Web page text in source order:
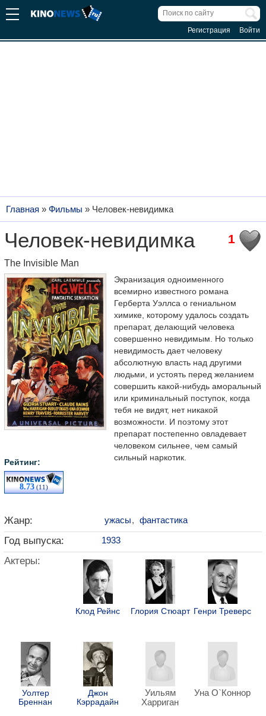
Регистрация Войти
Главная » Фильмы » Человек-невидимка
1
Человек-невидимка
The Invisible Man
Рейтинг:
8.73 (11)
Экранизация одноименного
всемирно известного романа
Герберта Уэллса о гениальном
химике, которому удалось создать
препарат, делающий человека
совершенно невидимым. Но только
невидимость дает человеку
абсолютную власть над другими
людьми, и устоять перед желанием
совершить какой-нибудь аморальный
или криминальный поступок, когда
тебя не видят, нет никакой
возможности. И поэтому этот
препарат постепенно овладевает
человеком сильнее, чем самый
сильный наркотик.
Жанр: ужасы, фантастика
Год выпуска: 1933
Актеры:
Клод Рейнс Глория Стюарт Генри Треверс
Уолтер
Бреннан
Джон
Кэррадайн
Уильям
Харриган
Уна О`Коннор